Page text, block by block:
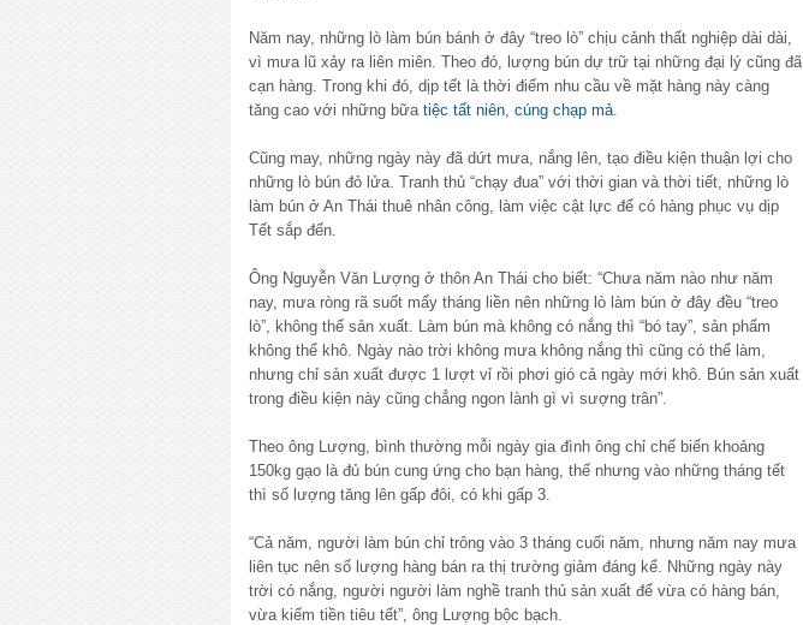
Năm nay, những lò làm bún bánh ở đây “treo lò” chịu cảnh thất nghiệp dài dài,
vì mưa lũ xảy ra liên miên. Theo đó, lượng bún dự trữ tại những đại lý cũng đã
cạn hàng. Trong khi đó, dịp tết là thời điểm nhu cầu về mặt hàng này càng
tăng cao với những bữa tiệc tất niên cúng chạp mả
Cũng may, những ngày này đã dứt mưa, nắng lên, tạo điều kiện thuận lợi cho
những lò bún đỏ lửa. Tranh thủ “chạy đua” với thời gian và thời tiết, những lò
làm bún ở An Thái thuê nhân công, làm việc cật lực để có hàng phục vụ dịp
Tết sắp đến.
Ông Nguyễn Văn Lượng ở thôn An Thái cho biết: “Chưa năm nào như năm
nay, mưa ròng rã suốt mấy tháng liền nên những lò làm bún ở đây đều “treo
lò”, không thể sản xuất. Làm bún mà không có nắng thì “bó tay”, sản phẩm
không thể khô. Ngày nào trời không mưa không nắng thì cũng có thể làm,
nhưng chỉ sản xuất được 1 lượt vỉ rồi phơi gió cả ngày mới khô. Bún sản xuất
trong điều kiện này cũng chẳng ngon lành gì vì sượng trân”.
Theo ông Lượng, bình thường mỗi ngày gia đình ông chỉ chế biến khoảng
150kg gạo là đủ bún cung ứng cho bạn hàng, thế nhưng vào những tháng tết
thì số lượng tăng lên gấp đôi, có khi gấp 3.
“Cả năm, người làm bún chỉ trông vào 3 tháng cuối năm, nhưng năm nay mưa
liên tục nên số lượng hàng bán ra thị trường giảm đáng kể. Những ngày này
trời có nắng, người người làm nghề tranh thủ sản xuất để vừa có hàng bán,
vừa kiếm tiền tiêu tết”, ông Lượng bộc bạch.